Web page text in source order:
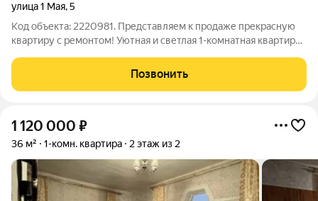
улица 1 Мая,5
Код объекта: 2220981. Представляем к продаже прекрасную
квартиру с ремонтом! Уютная и светлая 1-комнатная квартира
балкон, потолки
Позвонить
1 120 000 ₽
36 м² 1-комн. квартира 2 этаж из 2